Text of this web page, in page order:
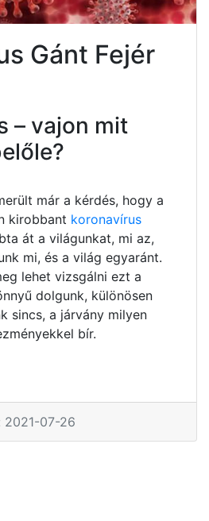
Gánt Fejér
– vajon mit
már a kérdés, hogy a
kirobbant koronavírus
át a világunkat, mi az,
mi, és a világ egyaránt.
lehet vizsgálni ezt a
dolgunk, különösen
sincs, a járvány milyen
bír.
2021-07-26